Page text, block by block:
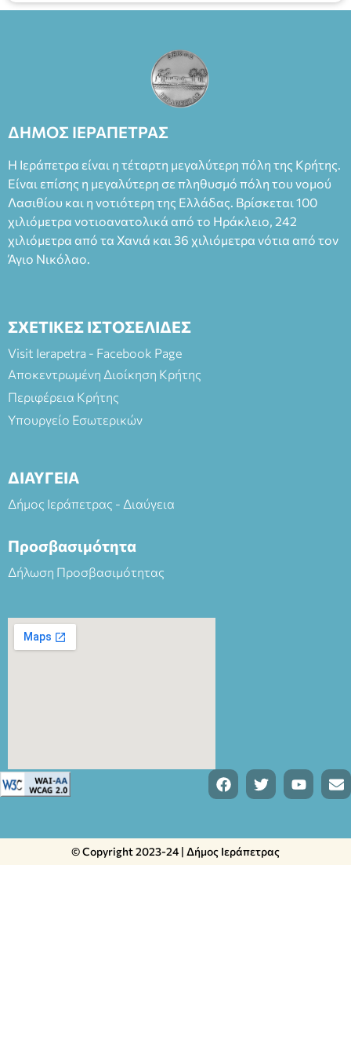
ΔΗΜΟΣ ΙΕΡΑΠΕΤΡΑΣ
Η Ιεράπετρα είναι η τέταρτη μεγαλύτερη πόλη της Κρήτης.
Είναι επίσης η μεγαλύτερη σε πληθυσμό πόλη του νομού
Λασιθίου και η νοτιότερη της Ελλάδας. Βρίσκεται 100
χιλιόμετρα νοτιοανατολικά από το Ηράκλειο, 242
χιλιόμετρα από τα Χανιά και 36 χιλιόμετρα νότια από τον
Άγιο Νικόλαο.
ΣΧΕΤΙΚΕΣ ΙΣΤΟΣΕΛΙΔΕΣ
Visit Ierapetra - Facebook Page
Αποκεντρωμένη Διοίκηση Κρήτης
Περιφέρεια Κρήτης
Υπουργείο Εσωτερικών
ΔΙΑΥΓΕΙΑ
Δήμος Ιεράπετρας - Διαύγεια
Προσβασιμότητα
Δήλωση Προσβασιμότητας
© Copyright 2023-24 | Δήμος Ιεράπετρας